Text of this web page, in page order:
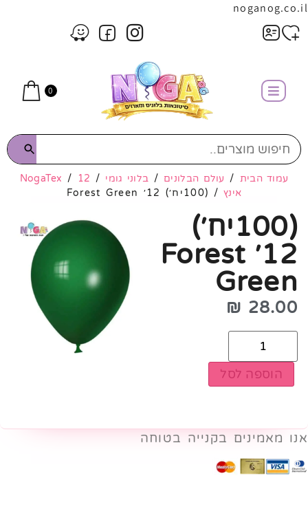
noganog.co.il
0
עמוד הבית / עולם הבלונים / בלוני גומי /
NogaTex /
12
אינץ/ (100יח׳) 12׳ Forest Green
(100יח׳)
12׳ Forest
Green
28.00
₪
הוספה לסל
אנו מאמינים בקנייה בטוחה